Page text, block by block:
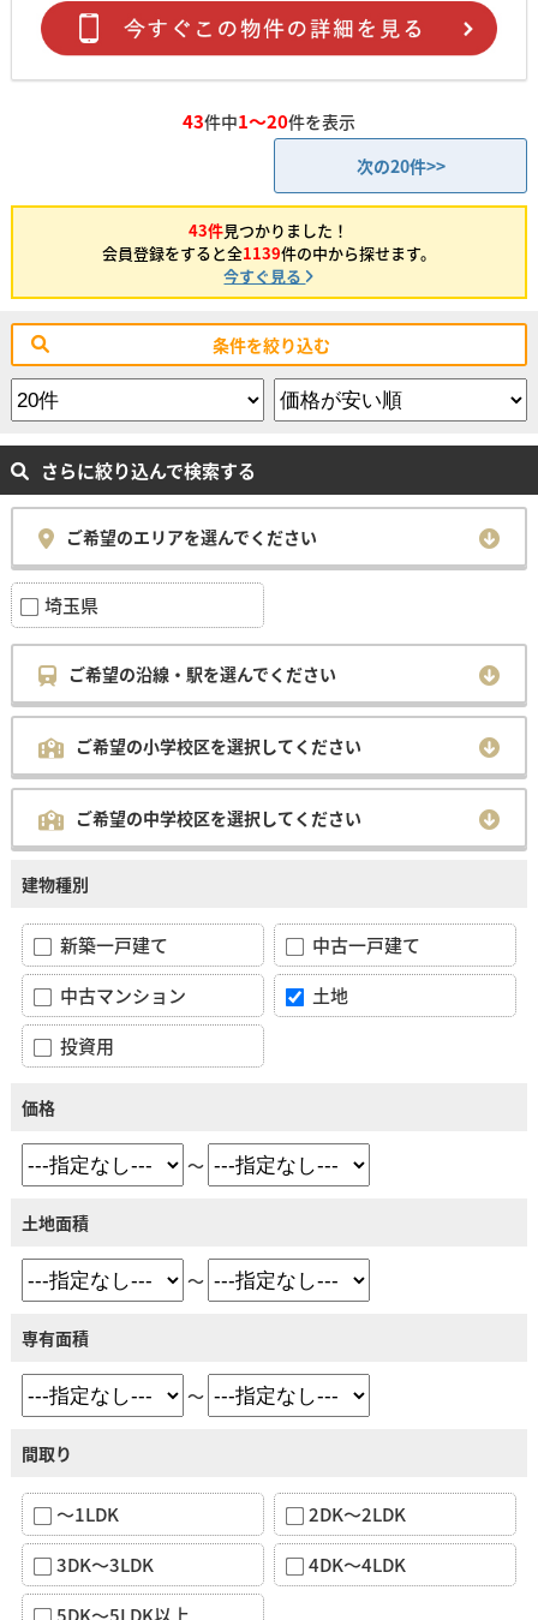
43件中1～20件を表示
次の20件>>
43件見つかりました！
会員登録をすると全1139件の中から探せます。
今すぐ見る
条件を絞り込む
さらに絞り込んで検索する
ご希望のエリアを選んでください
埼玉県
ご希望の沿線・駅を選んでください
ご希望の小学校区を選択してください
ご希望の中学校区を選択してください
建物種別
新築一戸建て
中古一戸建て
中古マンション
土地
投資用
価格
～
土地面積
～
専有面積
～
間取り
～1LDK
2DK～2LDK
3DK～3LDK
4DK～4LDK